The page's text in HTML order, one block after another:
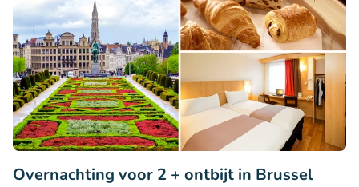
Overnachting voor 2 + ontbijt in Brussel